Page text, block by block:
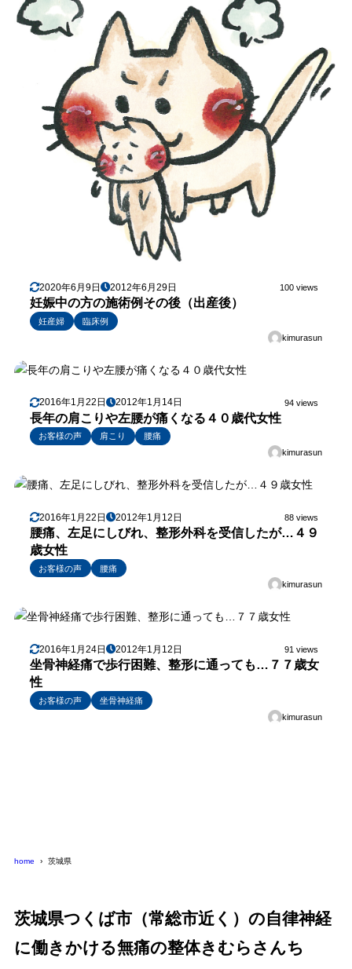
2020年6月9日 2012年6月29日 100 views
妊娠中の方の施術例その後（出産後）
妊産婦
臨床例
kimurasun
2016年1月22日 2012年1月14日 94 views
長年の肩こりや左腰が痛くなる４０歳代女性
お客様の声 肩こり
腰痛
kimurasun
2016年1月22日 2012年1月12日 88 views
腰痛、左足にしびれ、整形外科を受信したが…４９
歳女性
お客様の声
腰痛
kimurasun
2016年1月24日 2012年1月12日 91 views
坐骨神経痛で歩行困難、整形に通っても…７７歳女
性
お客様の声
坐骨神経痛
kimurasun
home 茨城県
茨城県つくば市（常総市近く）の自律神経
に働きかける無痛の整体きむらさんち